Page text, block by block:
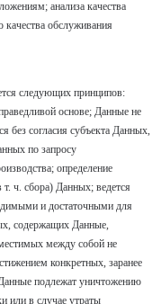
анализа качества
обслуживания
следующих принципов:
основе; Данные не
без согласия субъекта Данных,
по запросу
определение
ч. сбора) Данных; ведется
и достаточными для
содержащих Данные,
между собой не
конкретных, заранее
подлежат уничтожению
или в случае утраты